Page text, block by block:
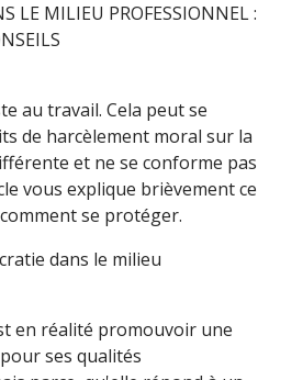
LE MILIEU PROFESSIONNEL :
au travail. Cela peut se
de harcèlement moral sur la
et ne se conforme pas
vous explique brièvement ce
se protéger.
dans le milieu
en réalité promouvoir une
ses qualités